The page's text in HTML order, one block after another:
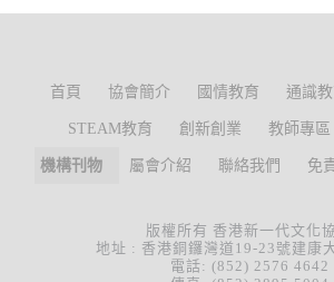
首頁 協會簡介 國情教育 通識
STEAM教育 創新創業 教師專區
機構刊物 屬會介紹 聯絡我們 免
版權所有 香港新一代文化
地址 : 香港銅鑼灣道19-23號建康
電話: (852) 2576 4642